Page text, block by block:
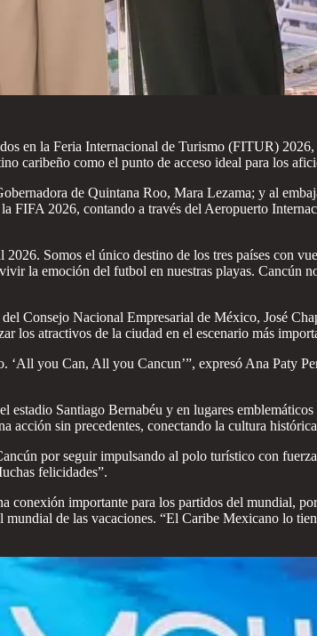
en la Feria Internacional de Turismo (FITUR)
caribeño como el punto de acceso ideal para los
de Quintana Roo, Mara Lezama; y al
2026, contando a través del Aeropuerto
Somos el único destino de los tres países con
la emoción del futbol en nuestras playas.
Consejo Nacional Empresarial de México, José
los atractivos de la ciudad en el escenario más
you Can, All you Cancun’”, expresó Ana Paty
estadio Santiago Bernabéu y en lugares
acción sin precedentes, conectando la cultura
por seguir impulsando al polo turístico con
felicidades”.
conexión importante para los partidos del mundial,
de las vacaciones. “El Caribe Mexicano lo